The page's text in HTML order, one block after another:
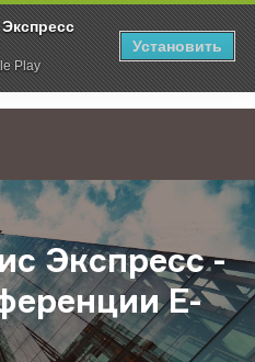
Play
Установить
Курьер Сервис Экспресс -
Экспресс -
Е-